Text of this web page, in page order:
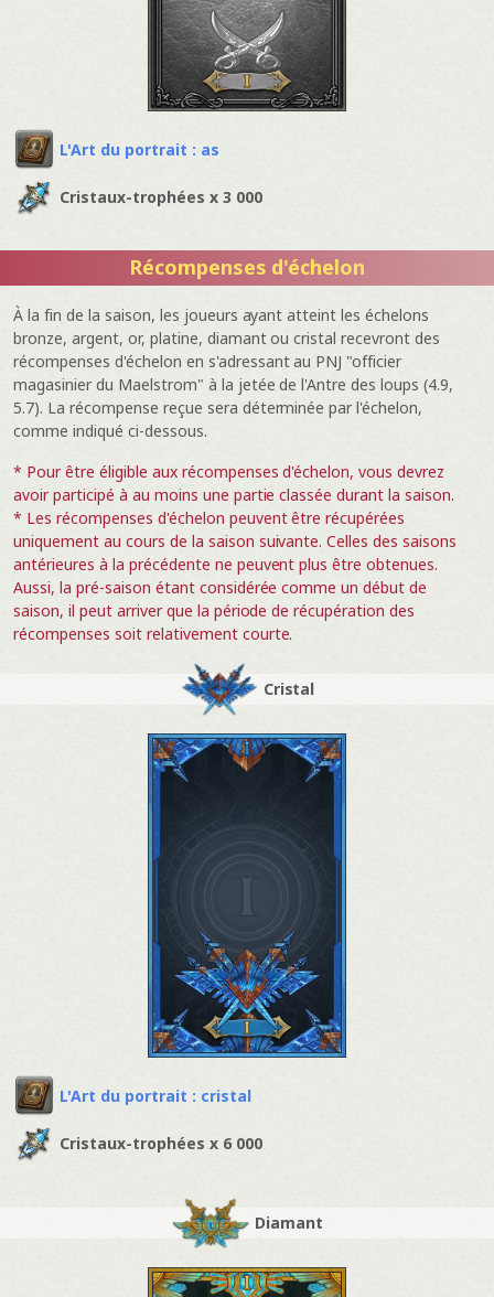
L'Art du portrait : as
Cristaux-trophées x 3 000
Récompenses d'échelon
À la fin de la saison, les joueurs ayant atteint les échelons
bronze, argent, or, platine, diamant ou cristal recevront des
récompenses d'échelon en s'adressant au PNJ "officier
magasinier du Maelstrom" à la jetée de l'Antre des loups (4.9,
5.7). La récompense reçue sera déterminée par l'échelon,
comme indiqué ci-dessous.
* Pour être éligible aux récompenses d'échelon, vous devrez
avoir participé à au moins une partie classée durant la saison.
* Les récompenses d'échelon peuvent être récupérées
uniquement au cours de la saison suivante. Celles des saisons
antérieures à la précédente ne peuvent plus être obtenues.
Aussi, la pré-saison étant considérée comme un début de
saison, il peut arriver que la période de récupération des
récompenses soit relativement courte.
Cristal
L'Art du portrait : cristal
Cristaux-trophées x 6 000
Diamant